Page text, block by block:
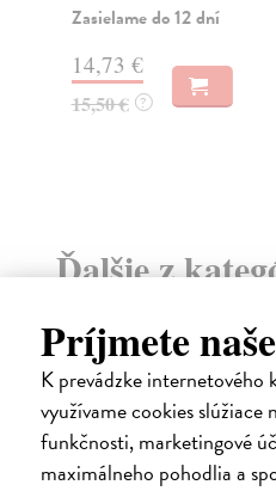
Príjmete
K prevádzke
využívame cookies slúžiace
funkčnosti, marketingové
maximálneho pohodlia a
Zasielame do 12 dní
14,73 €
15,50 € ?
Ďalšie z